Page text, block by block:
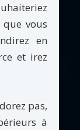
vous
en
et irez
pas,
à